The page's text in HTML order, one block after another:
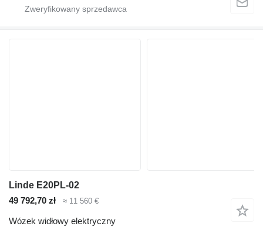
Linde E20PL-02
49 792,70 zł
≈ 11 560 €
Wózek widłowy elektryczny